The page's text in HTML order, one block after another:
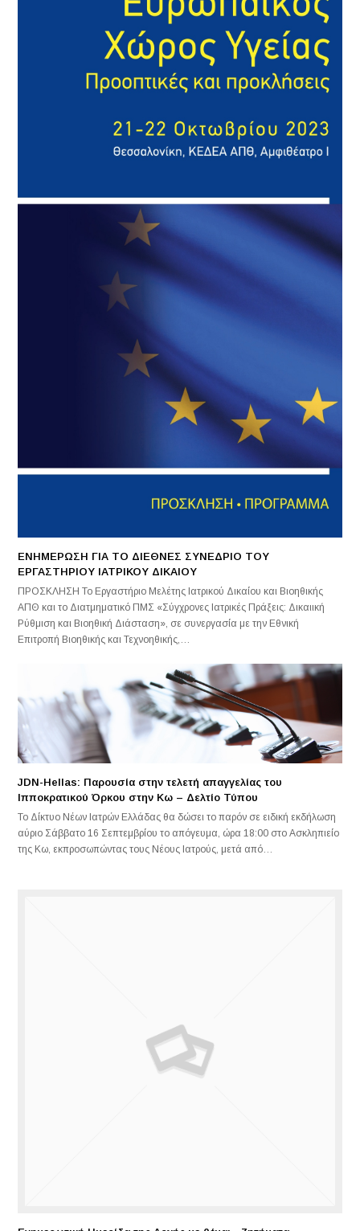
ENHMEΡΩΣΗ ΓΙΑ ΤΟ ΔΙΕΘΝΕΣ ΣΥΝΕΔΡΙΟ ΤΟΥ
ΕΡΓΑΣΤΗΡΙΟΥ ΙΑΤΡΙΚΟΥ ΔΙΚΑΙΟΥ
ΠΡΟΣΚΛΗΣΗ Το Εργαστήριο Μελέτης Ιατρικού Δικαίου και Βιοηθικής
ΑΠΘ και το Διατμηματικό ΠΜΣ «Σύγχρονες Ιατρικές Πράξεις: Δικαιική
Ρύθμιση και Βιοηθική Διάσταση», σε συνεργασία με την Εθνική
Επιτροπή Βιοηθικής και Τεχνοηθικής,…
JDN-Hellas: Παρουσία στην τελετή απαγγελίας του
Ιπποκρατικού Όρκου στην Κω – Δελτίο Τύπου
Το Δίκτυο Νέων Ιατρών Ελλάδας θα δώσει το παρόν σε ειδική εκδήλωση
αύριο Σάββατο 16 Σεπτεμβρίου το απόγευμα, ώρα 18:00 στο Ασκληπιείο
της Κω, εκπροσωπώντας τους Νέους Ιατρούς, μετά από…